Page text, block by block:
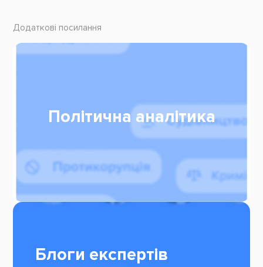
Додаткові посилання
Політична аналітика
Блоги експертів